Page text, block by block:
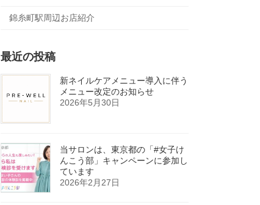
錦糸町駅周辺お店紹介
最近の投稿
新ネイルケアメニュー導入に伴う
メニュー改定のお知らせ
2026年5月30日
当サロンは、東京都の「#女子け
んこう部」キャンペーンに参加し
ています
2026年2月27日